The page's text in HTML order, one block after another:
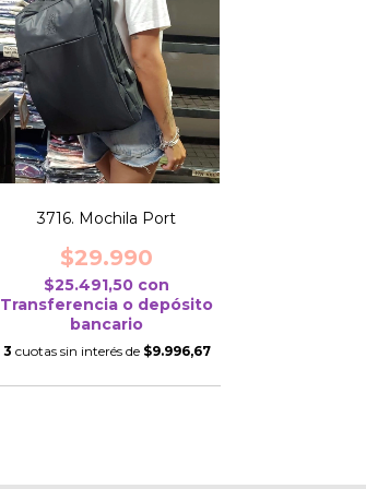
3716. Mochila Port
$29.990
$25.491,50 con
Transferencia o depósito
bancario
3 cuotas sin interés de $9.996,67